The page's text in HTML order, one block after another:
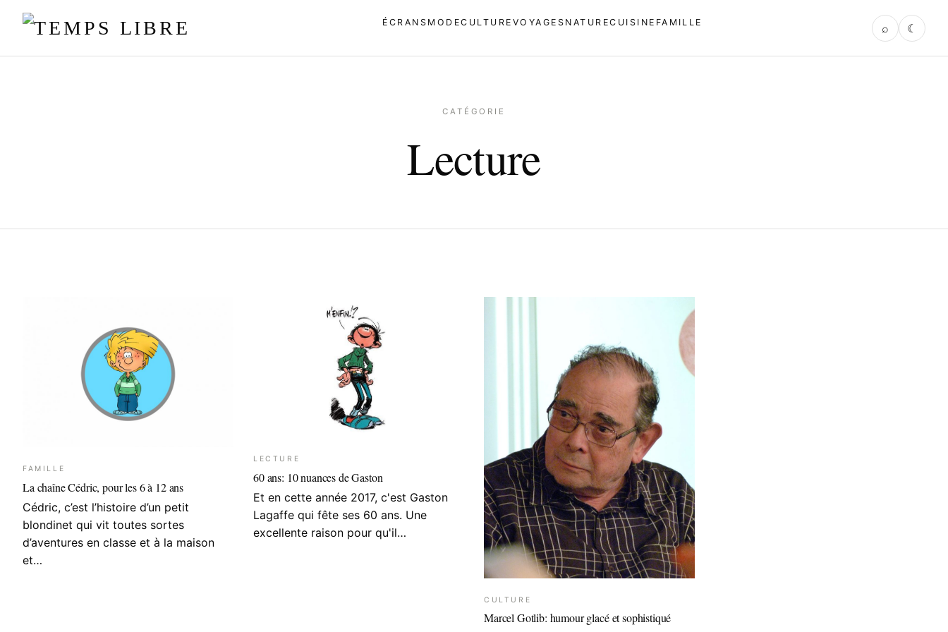
ÉCRANS MODECULTURE VOYAGES NATURECUISINE FAMILLE ⌕ ☾
CATÉGORIE
Lecture
FAMILLE
La chaîne Cédric, pour les 6 à 12 ans
Cédric, c’est l’histoire d’un petit
blondinet qui vit toutes sortes
d’aventures en classe et à la maison
et…
LECTURE
60 ans: 10 nuances de Gaston
Et en cette année 2017, c'est Gaston
Lagaffe qui fête ses 60 ans. Une
excellente raison pour qu'il…
CULTURE
Marcel Gotlib: humour glacé et sophistiqué